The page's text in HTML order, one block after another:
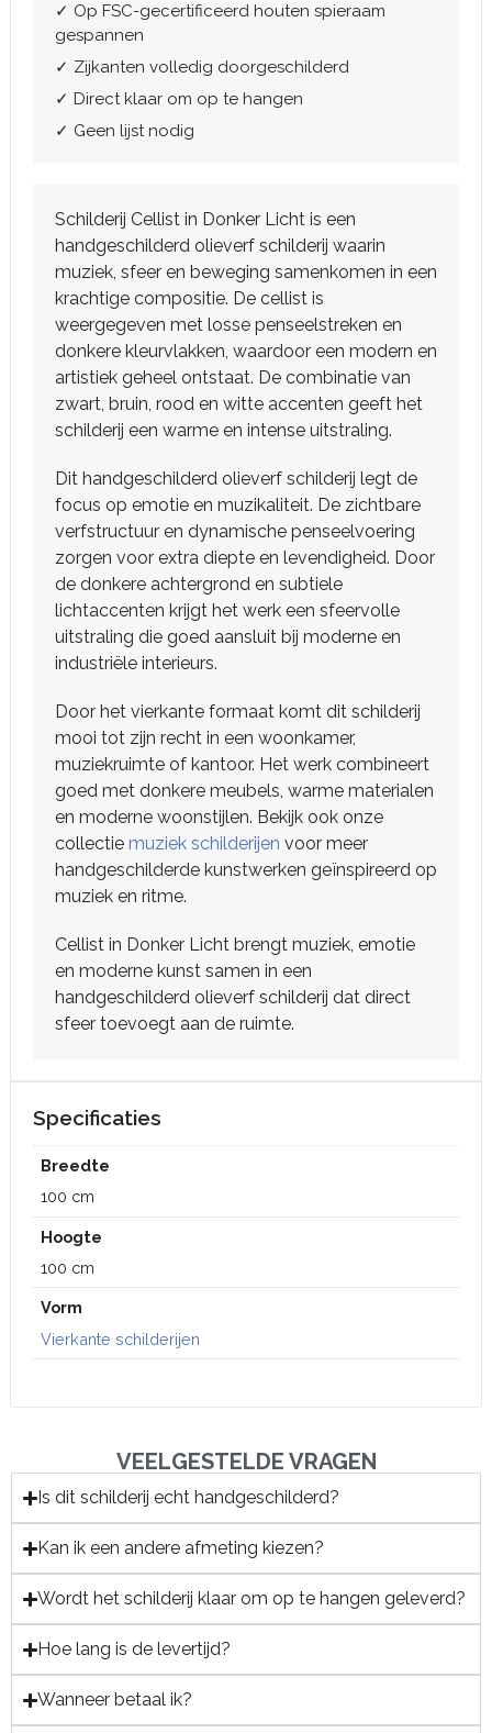
✓ Op FSC-gecertificeerd houten spieraam
gespannen
✓ Zijkanten volledig doorgeschilderd
✓ Direct klaar om op te hangen
✓ Geen lijst nodig
Schilderij Cellist in Donker Licht is een
handgeschilderd olieverf schilderij waarin
muziek, sfeer en beweging samenkomen in een
krachtige compositie. De cellist is
weergegeven met losse penseelstreken en
donkere kleurvlakken, waardoor een modern en
artistiek geheel ontstaat. De combinatie van
zwart, bruin, rood en witte accenten geeft het
schilderij een warme en intense uitstraling.
Dit handgeschilderd olieverf schilderij legt de
focus op emotie en muzikaliteit. De zichtbare
verfstructuur en dynamische penseelvoering
zorgen voor extra diepte en levendigheid. Door
de donkere achtergrond en subtiele
lichtaccenten krijgt het werk een sfeervolle
uitstraling die goed aansluit bij moderne en
industriële interieurs.
Door het vierkante formaat komt dit schilderij
mooi tot zijn recht in een woonkamer,
muziekruimte of kantoor. Het werk combineert
goed met donkere meubels, warme materialen
en moderne woonstijlen. Bekijk ook onze
collectie muziek schilderijen voor meer
handgeschilderde kunstwerken geïnspireerd op
muziek en ritme.
Cellist in Donker Licht brengt muziek, emotie
en moderne kunst samen in een
handgeschilderd olieverf schilderij dat direct
sfeer toevoegt aan de ruimte.
Specificaties
Breedte
100 cm
Hoogte
100 cm
Vorm
Vierkante schilderijen
VEELGESTELDE VRAGEN
Is dit schilderij echt handgeschilderd?
Kan ik een andere afmeting kiezen?
Wordt het schilderij klaar om op te hangen geleverd?
Hoe lang is de levertijd?
Wanneer betaal ik?